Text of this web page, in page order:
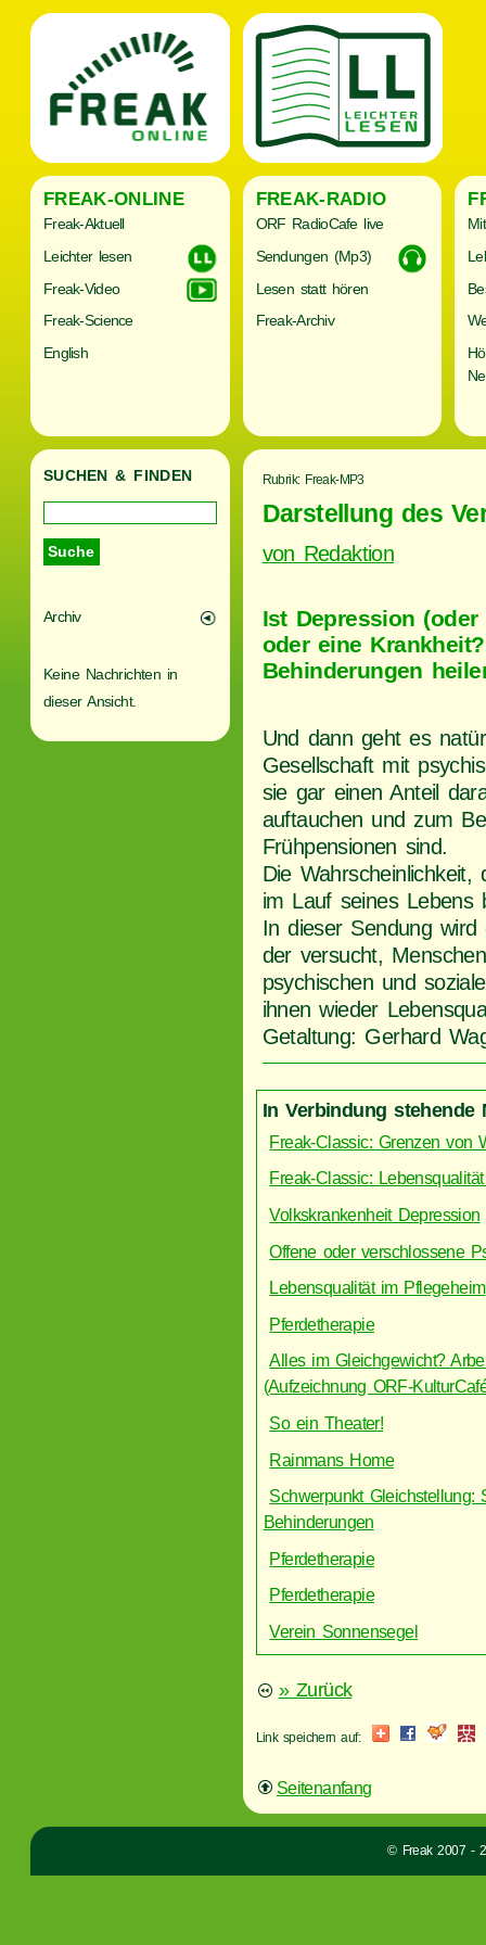
FREAK-ONLINE
Freak-Aktuell
Leichter lesen
Freak-Video
Freak-Science
English
FREAK-RADIO
ORF RadioCafe live
Sendungen (Mp3)
Lesen statt hören
Freak-Archiv
SUCHEN & FINDEN
Archiv
Keine Nachrichten in
dieser Ansicht.
Rubrik: Freak-MP3
Darstellung des
von Redaktion
Ist Depression
oder eine
Behinderungen
Und dann geht es
Gesellschaft mit
sie gar einen Anteil
auftauchen und zum
Frühpensionen sind.
Die
im Lauf seines Lebens
In dieser Sendung
der versucht,
psychischen und
ihnen wieder
Getaltung: Gerhard
In Verbindung stehende
Freak-Classic: Grenzen von
Freak-Classic:
Volkskrankenheit Depression
Offene oder verschlossene
Lebensqualität im Pflegeheim
Pferdetherapie
Alles im Gleichgewicht?
(Aufzeichnung ORF-
So ein Theater!
Rainmans Home
Schwerpunkt Gleichstellung:
Behinderungen
Pferdetherapie
Pferdetherapie
Verein Sonnensegel
» Zurück
Link speichern auf:
Seitenanfang
© Freak 2007 -